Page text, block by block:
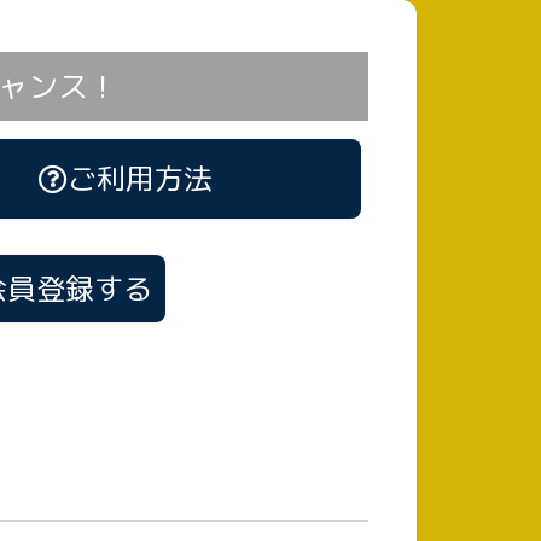
ンス！
ご利用方法
登録する